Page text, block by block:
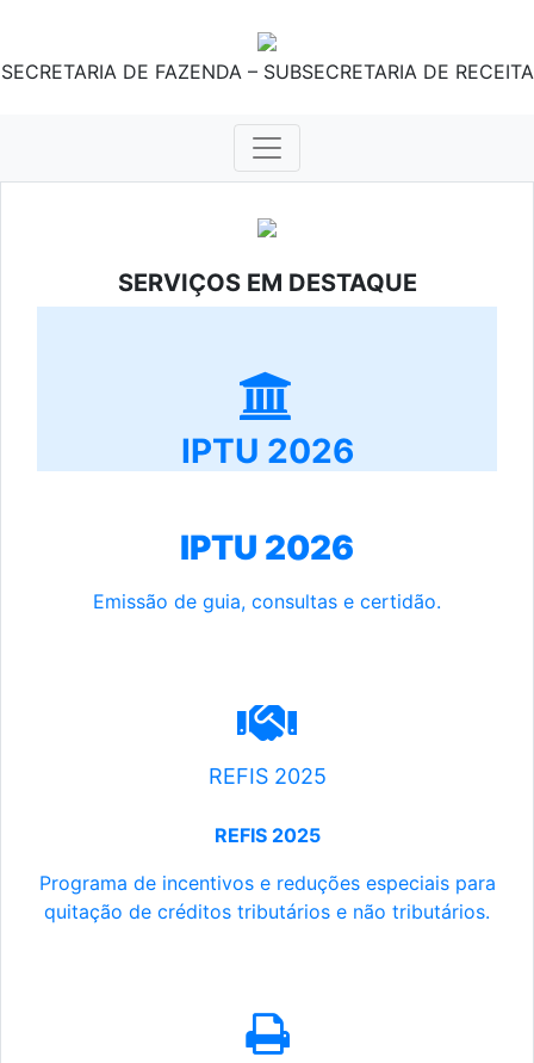
SECRETARIA DE FAZENDA – SUBSECRETARIA DE RECEITA
SERVIÇOS EM DESTAQUE
IPTU 2026
IPTU 2026
Emissão de guia, consultas e certidão.
REFIS 2025
REFIS 2025
Programa de incentivos e reduções especiais para
quitação de créditos tributários e não tributários.